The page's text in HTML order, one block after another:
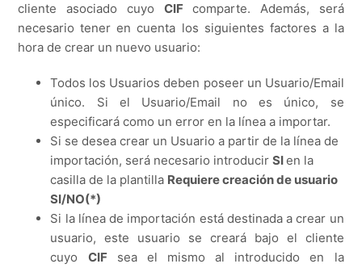
cliente asociado cuyo CIF comparte. Además, será
necesario tener en cuenta los siguientes factores a la
hora de crear un nuevo usuario:
Todos los Usuarios deben poseer un Usuario/Email
único. Si el Usuario/Email no es único, se
especificará como un error en la línea a importar.
Si se desea crear un Usuario a partir de la línea de
importación, será necesario introducirSIen la
casilla de la plantilla Requiere creación de usuario
SI/NO(*)
Si la línea de importación está destinada a crear un
usuario, este usuario se creará bajo el cliente
cuyo CIFsea el mismo al introducido en la